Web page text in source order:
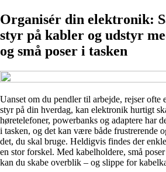
Organisér din elektronik:
styr på kabler og udstyr
og små poser i tasken
Uanset om du pendler til arbejde, rejser ofte
styr på din hverdag, kan elektronik hurtigt
høretelefoner, powerbanks og adaptere har
i tasken, og det kan være både frustrerende
det, du skal bruge. Heldigvis findes der
en stor forskel. Med kabelholdere, små
kan du skabe overblik – og slippe for